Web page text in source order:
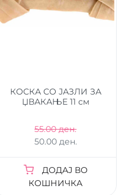
КОСКА СО ЈАЗЛИ ЗА
ЏВАКАЊЕ 11 см
55.00 ден.
50.00 ден.
ДОДАЈ ВО
КОШНИЧКА